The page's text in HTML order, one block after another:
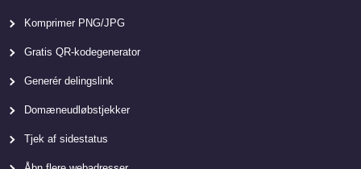
Komprimer PNG/JPG
Gratis QR-kodegenerator
Generér delingslink
Domæneudløbstjekker
Tjek af sidestatus